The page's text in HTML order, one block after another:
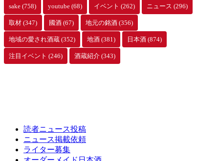
sake (758) youtube (68) イベント (262) ニュース (296)
取材 (347) 國酒 (67) 地元の銘酒 (356)
地域の愛され酒蔵 (352) 地酒 (381) 日本酒 (874)
注目イベント (246) 酒蔵紹介 (343)
読者ニュース投稿
ニュース掲載依頼
ライター募集